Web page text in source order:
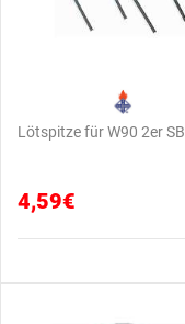
Lötspitze für W90 2er SB
4,59€